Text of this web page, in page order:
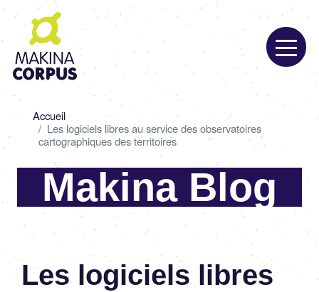
Aller
contenu
principal
d'Ariane
Accueil
Les logiciels libres au service des observatoires
cartographiques des territoires
Makina Blog
Les logiciels libres